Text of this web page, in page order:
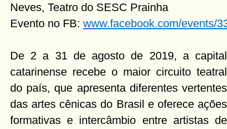
Neves, Teatro do SESC Prainha
Evento no FB: www.facebook.com/events/
De 2 a 31 de agosto de 2019, a capital
catarinense recebe o maior circuito teatral
do país, que apresenta diferentes vertentes
das artes cênicas do Brasil e oferece ações
formativas e intercâmbio entre artistas de